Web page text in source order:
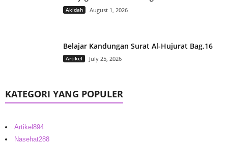
Akidah August 1, 2026
Belajar Kandungan Surat Al-Hujurat Bag.16
Artikel July 25, 2026
KATEGORI YANG POPULER
Artikel 894
Nasehat288